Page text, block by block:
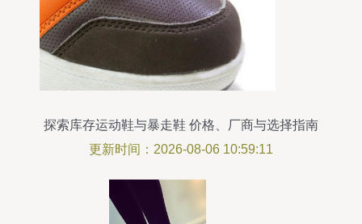
探索库存运动鞋与暴走鞋 价格、厂商与选择指南
更新时间：2026-08-06 10:59:11